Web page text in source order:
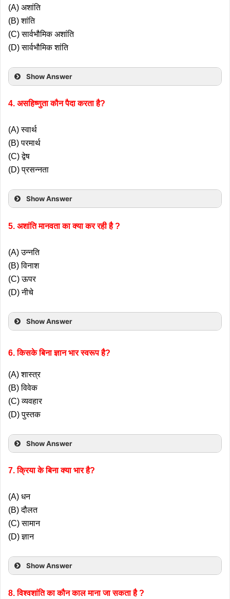
(A) अशांति
(B) शांति
(C) सार्वभौमिक अशांति
(D) सार्वभौमिक शांति
Show Answer
4. असहिष्णुता कौन पैदा करता है?
(A) स्वार्थ
(B) परमार्थ
(C) द्वेष
(D) प्रसन्नता
Show Answer
5. अशांति मानवता का क्या कर रही है ?
(A) उन्नति
(B) विनाश
(C) ऊपर
(D) नीचे
Show Answer
6. किसके बिना ज्ञान भार स्वरूप है?
(A) शास्त्र
(B) विवेक
(C) व्यवहार
(D) पुस्तक
Show Answer
7. क्रिया के बिना क्या भार है?
(A) धन
(B) दौलत
(C) सामान
(D) ज्ञान
Show Answer
8. विश्वशांति का कौन काल माना जा सकता है ?